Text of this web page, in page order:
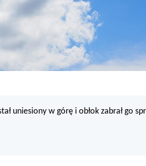
uniesiony w górę i obłok zabrał go